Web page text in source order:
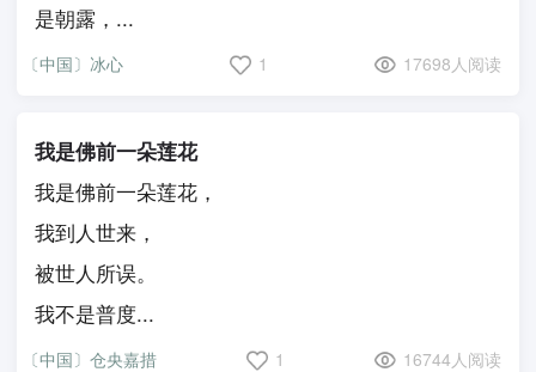
是朝露，...
〔中国〕冰心 1 17698人阅读
我是佛前一朵莲花
我是佛前一朵莲花，
我到人世来，
被世人所误。
我不是普度...
〔中国〕仓央嘉措 1 16744人阅读